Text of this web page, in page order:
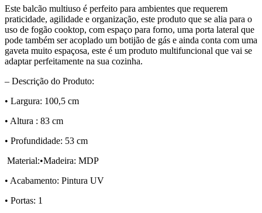
Este balcão multiuso é perfeito para ambientes que requerem
praticidade, agilidade e organização, este produto que se alia para o
uso de fogão cooktop, com espaço para forno, uma porta lateral que
pode também ser acoplado um botijão de gás e ainda conta com uma
gaveta muito espaçosa, este é um produto multifuncional que vai se
adaptar perfeitamente na sua cozinha.
– Descrição do Produto:
• Largura: 100,5 cm
• Altura : 83 cm
• Profundidade: 53 cm
Material:•Madeira: MDP
• Acabamento: Pintura UV
• Portas: 1